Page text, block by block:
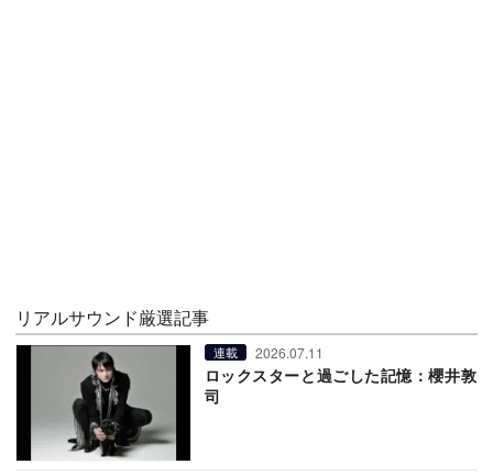
リアルサウンド厳選記事
連載 2026.07.11
ロックスターと過ごした記憶：櫻井敦
司